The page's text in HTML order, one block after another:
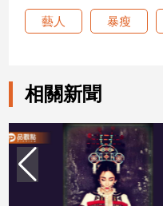
星
流
行/
時
尚
藝人 暴瘦
相關新聞